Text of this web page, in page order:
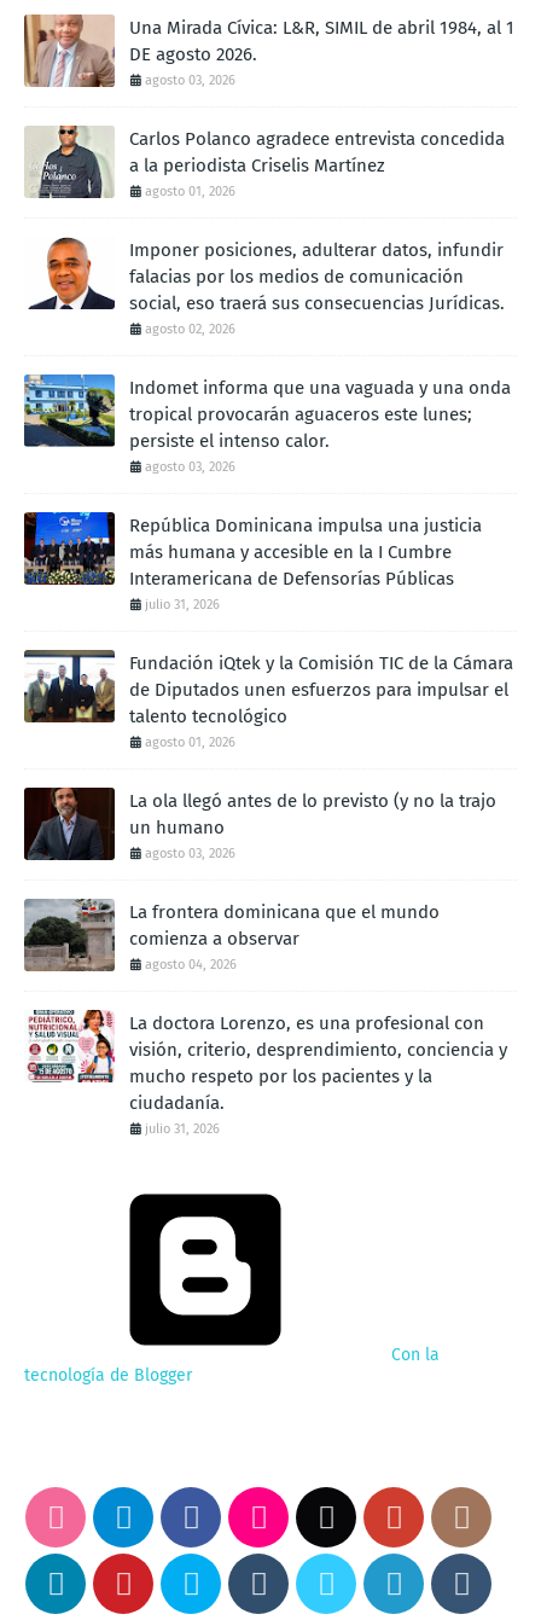
Una Mirada Cívica: L&R, SIMIL de abril 1984, al 1
DE agosto 2026.
agosto 03, 2026
Carlos Polanco agradece entrevista concedida
a la periodista Criselis Martínez
agosto 01, 2026
Imponer posiciones, adulterar datos, infundir
falacias por los medios de comunicación
social, eso traerá sus consecuencias Jurídicas.
agosto 02, 2026
Indomet informa que una vaguada y una onda
tropical provocarán aguaceros este lunes;
persiste el intenso calor.
agosto 03, 2026
República Dominicana impulsa una justicia
más humana y accesible en la I Cumbre
Interamericana de Defensorías Públicas
julio 31, 2026
Fundación iQtek y la Comisión TIC de la Cámara
de Diputados unen esfuerzos para impulsar el
talento tecnológico
agosto 01, 2026
La ola llegó antes de lo previsto (y no la trajo
un humano
agosto 03, 2026
La frontera dominicana que el mundo
comienza a observar
agosto 04, 2026
La doctora Lorenzo, es una profesional con
visión, criterio, desprendimiento, conciencia y
mucho respeto por los pacientes y la
ciudadanía.
julio 31, 2026
Con la
tecnología de Blogger